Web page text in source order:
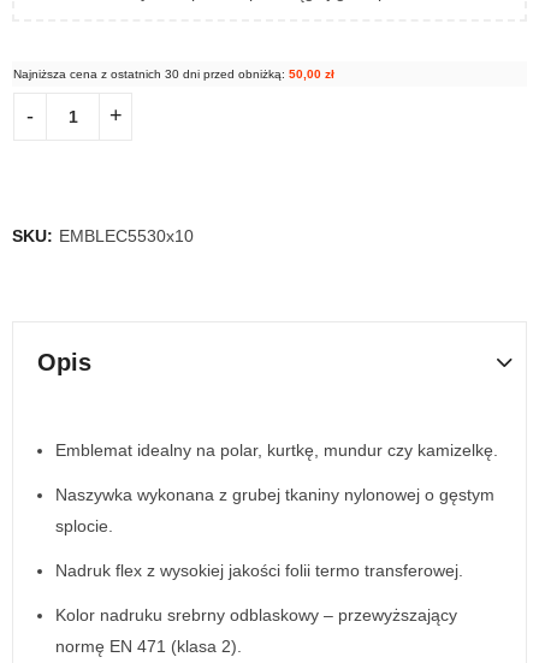
Najniższa cena z ostatnich 30 dni przed obniżką: 50,00 zł
SKU: EMBLEC5530x10
Opis
Emblemat idealny na polar, kurtkę, mundur czy kamizelkę.
Naszywka wykonana z grubej tkaniny nylonowej o gęstym
splocie.
Nadruk flex z wysokiej jakości folii termo transferowej.
Kolor nadruku srebrny odblaskowy – przewyższający
normę EN 471 (klasa 2).